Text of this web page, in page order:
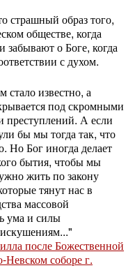
страшный образ того,
обществе, когда
о Боге, когда
с духом.
стало известно, а
под скромными
преступлений. А если
бы мы тогда так, что
Бог иногда делает
бытия, чтобы мы
жить по закону
тянут нас в
массовой
ума и силы
после Божественной
соборе г.